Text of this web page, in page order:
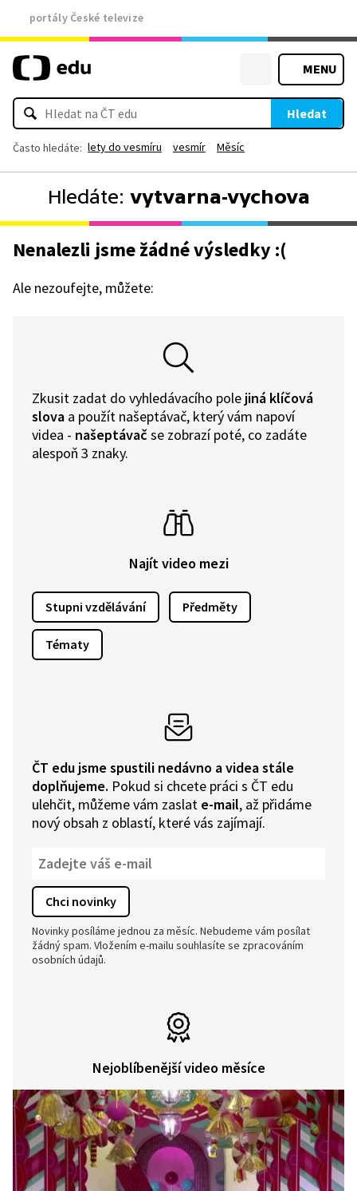
portály České televize
MENU
Hledat
Často hledáte: lety do vesmíru vesmír Měsíc
Hledáte: vytvarna-vychova
Nenalezli jsme žádné výsledky :(
Ale nezoufejte, můžete:
Zkusit zadat do vyhledávacího pole jiná klíčová
slova a použít našeptávač, který vám napoví
videa - našeptávač se zobrazí poté, co zadáte
alespoň 3 znaky.
Najít video mezi
Stupni vzdělávání Předměty
Tématy
ČT edu jsme spustili nedávno a videa stále
doplňujeme. Pokud si chcete práci s ČT edu
ulehčit, můžeme vám zaslat e-mail, až přidáme
nový obsah z oblastí, které vás zajímají.
Novinky posíláme jednou za měsíc. Nebudeme vám posílat
žádný spam. Vložením e-mailu souhlasíte se zpracováním
osobních údajů.
Nejoblíbenější video měsíce